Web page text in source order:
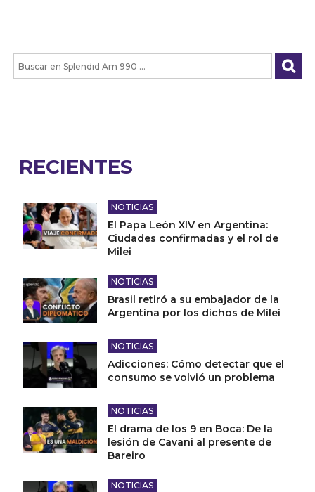
RECIENTES
NOTICIAS
El Papa León XIV en Argentina:
Ciudades confirmadas y el rol de
Milei
NOTICIAS
Brasil retiró a su embajador de la
Argentina por los dichos de Milei
NOTICIAS
Adicciones: Cómo detectar que el
consumo se volvió un problema
NOTICIAS
El drama de los 9 en Boca: De la
lesión de Cavani al presente de
Bareiro
NOTICIAS